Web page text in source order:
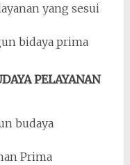
yang sesui
bidaya prima
PELAYANAN
budaya
Prima